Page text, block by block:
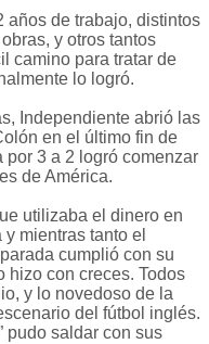
años de trabajo, distintos
y otros tantos
camino para tratar de
lo logró.
Independiente abrió las
en el último fin de
3 a 2 logró comenzar
de América.
utilizaba el dinero en
mientras tanto el
cumplió con su
hizo con creces. Todos
y lo novedoso de la
del fútbol inglés.
pudo saldar con sus